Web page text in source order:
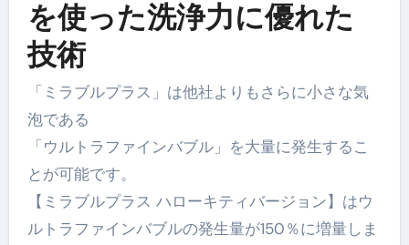
を使った洗浄力に優れた
技術
「ミラブルプラス」は他社よりもさらに小さな気
泡である
「ウルトラファインバブル」を大量に発生するこ
とが可能です。
【ミラブルプラス ハローキティバージョン】はウ
ルトラファインバブルの発生量が150％に増量しま